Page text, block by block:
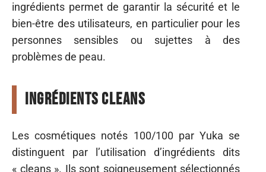
ingrédients permet de garantir la sécurité et le
bien-être des utilisateurs, en particulier pour les
personnes sensibles ou sujettes à des
problèmes de peau.
Ingrédients cleans
Les cosmétiques notés 100/100 par Yuka se
distinguent par l’utilisation d’ingrédients dits
« cleans ». Ils sont soigneusement sélectionnés